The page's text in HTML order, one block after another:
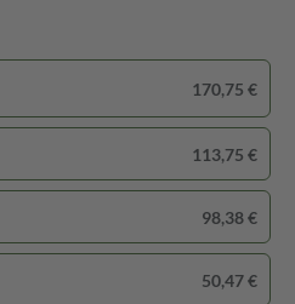
170,75 €
113,75 €
98,38 €
50,47 €